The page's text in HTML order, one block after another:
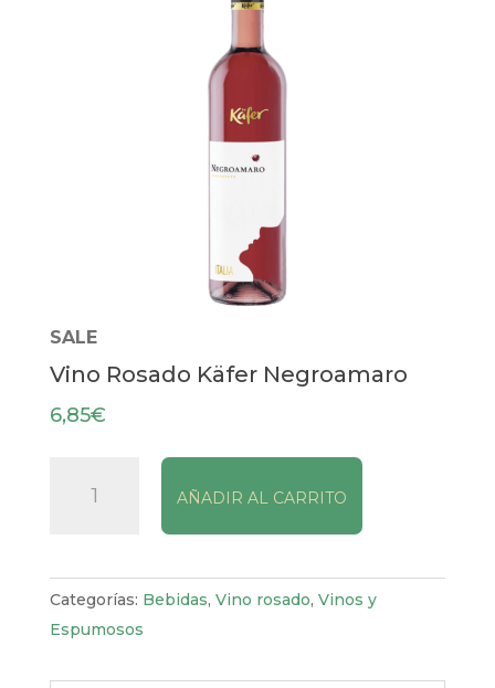
SALE
Vino Rosado Käfer Negroamaro
6,85€
Rosado
cantidad
AÑADIR AL CARRITO
Categorías: Bebidas, Vino rosado, Vinos y
Espumosos